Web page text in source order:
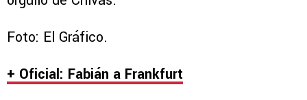
Foto: El Gráfico.
+ Oficial: Fabián a Frankfurt